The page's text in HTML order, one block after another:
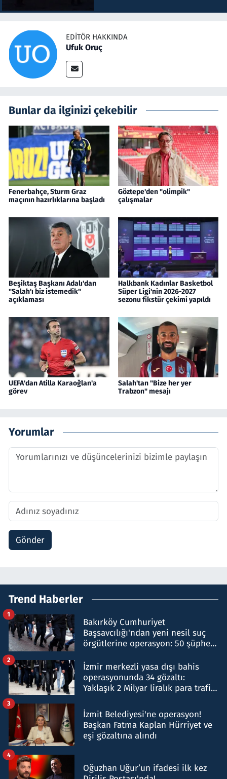
EDITÖR HAKKINDA
Ufuk Oruç
Bunlar da ilginizi çekebilir
Fenerbahçe, Sturm Graz
maçının hazırlıklarına başladı
Göztepe'den "olimpik"
çalışmalar
Beşiktaş Başkanı Adalı'dan
"Salah'ı biz istemedik"
açıklaması
Halkbank Kadınlar Basketbol
Süper Ligi'nin 2026-2027
sezonu fikstür çekimi yapıldı
UEFA'dan Atilla Karaoğlan'a
görev
Salah'tan "Bize her yer
Trabzon" mesajı
Yorumlar
Gönder
Trend Haberler
Bakırköy Cumhuriyet
Başsavcılığı'ndan yeni nesil suç
örgütlerine operasyon: 50 şüpheli
1
İzmir merkezli yasa dışı bahis
operasyonunda 34 gözaltı:
Yaklaşık 2 Milyar liralık para trafiği
2
İzmit Belediyesi'ne operasyon!
Başkan Fatma Kaplan Hürriyet ve
eşi gözaltına alındı
3
Oğuzhan Uğur’un ifadesi ilk kez
4